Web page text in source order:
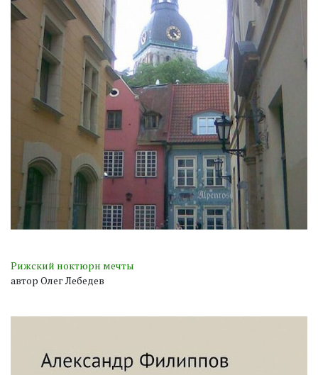
Рижский ноктюрн мечты
автор Олег Лебедев